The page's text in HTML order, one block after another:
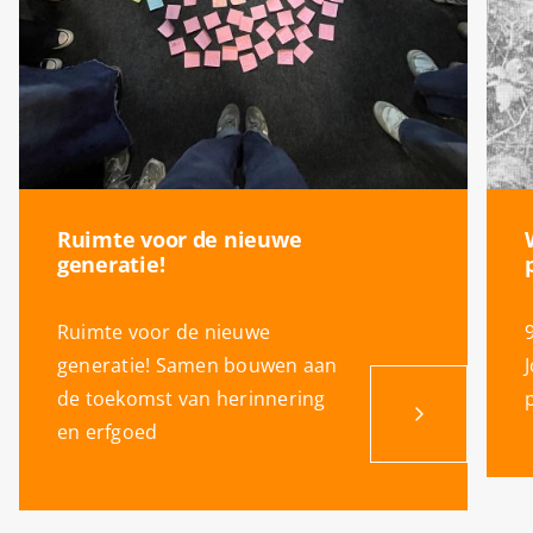
Ruimte voor de nieuwe
generatie!
Ruimte voor de nieuwe
generatie! Samen bouwen aan
de toekomst van herinnering
en erfgoed